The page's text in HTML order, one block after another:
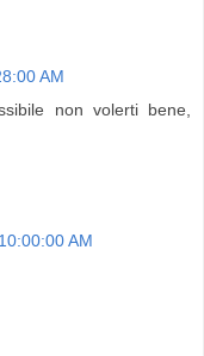
AM
non volerti bene,
AM